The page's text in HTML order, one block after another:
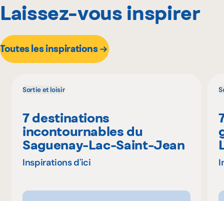
Laissez-vous inspirer
Toutes les inspirations
Sortie et loisir
7 destinations
incontournables du
Saguenay-Lac-Saint-Jean
Inspirations d'ici